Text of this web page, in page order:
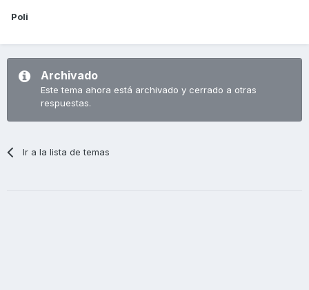
Poli
Archivado
Este tema ahora está archivado y cerrado a otras
respuestas.
Ir a la lista de temas